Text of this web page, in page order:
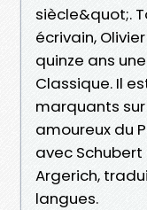
siècle&quot;.
écrivain,
quinze ans
Classique. Il
marquants
amoureux du
avec
Argerich,
langues.